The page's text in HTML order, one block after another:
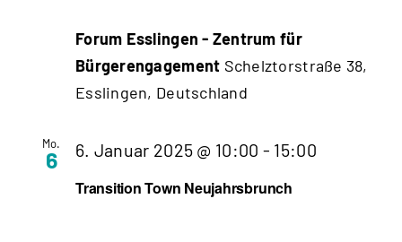
vorab
Forum Esslingen - Zentrum für
Bürgerengagement Schelztorstraße 38,
Esslingen, Deutschland
Mo.
6
Transition Town Neujahrsbrunch
6. Januar 2025 @ 10:00 - 15:00